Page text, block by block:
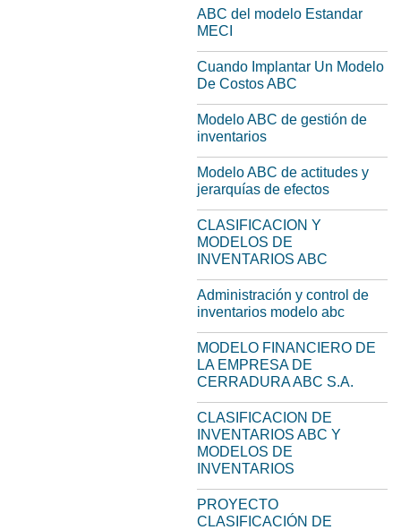
ABC del modelo Estandar
MECI
Cuando Implantar Un Modelo
De Costos ABC
Modelo ABC de gestión de
inventarios
Modelo ABC de actitudes y
jerarquías de efectos
CLASIFICACION Y
MODELOS DE
INVENTARIOS ABC
Administración y control de
inventarios modelo abc
MODELO FINANCIERO DE
LA EMPRESA DE
CERRADURA ABC S.A.
CLASIFICACION DE
INVENTARIOS ABC Y
MODELOS DE
INVENTARIOS
PROYECTO
CLASIFICACIÓN DE